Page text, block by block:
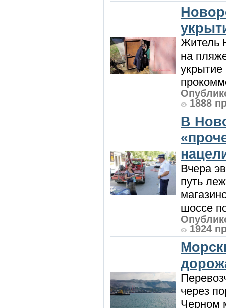
Житель
на
1888
В
Вчера
путь
шоссе
1924
через
Черном